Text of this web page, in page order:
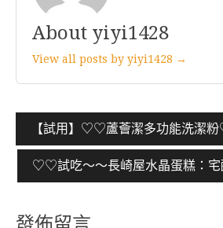
About yiyi1428
View all posts by yiyi1428 →
章
導
【試用】♡♡蘆薈潔多功能洗潔
♡♡試吃～～長崎屋水晶蛋糕：